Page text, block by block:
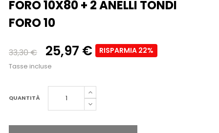
FORO 10X80 + 2 ANELLI TONDI
FORO 10
33,30 € 25,97 € RISPARMIA 22%
Tasse incluse
QUANTITÀ